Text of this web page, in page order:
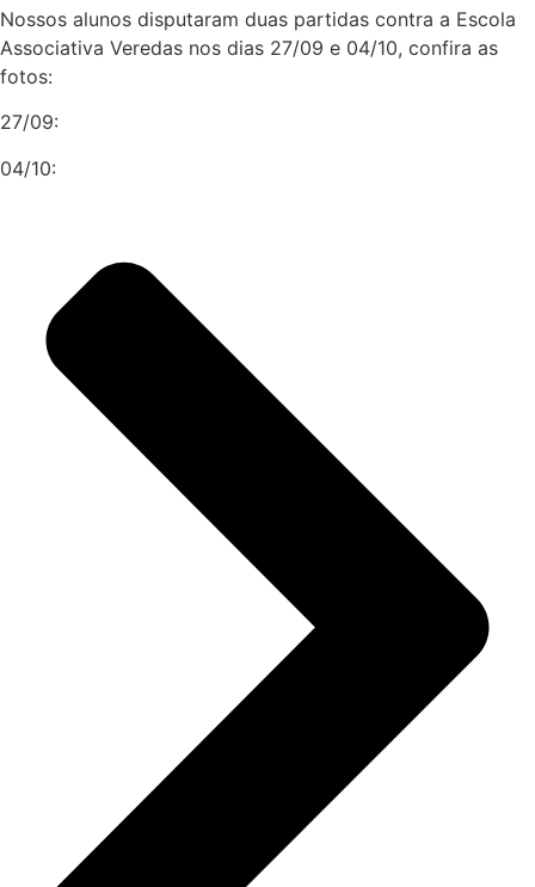
Nossos alunos disputaram duas partidas contra a Escola
Associativa Veredas nos dias 27/09 e 04/10, confira as
fotos:
27/09:
04/10: